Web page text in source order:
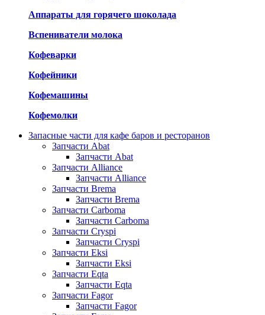
Аппараты для горячего шоколада
Вспениватели молока
Кофеварки
Кофейники
Кофемашины
Кофемолки
Запасные части для кафе баров и ресторанов
Запчасти Abat
Запчасти Abat
Запчасти Alliance
Запчасти Alliance
Запчасти Brema
Запчасти Brema
Запчасти Carboma
Запчасти Carboma
Запчасти Cryspi
Запчасти Cryspi
Запчасти Eksi
Запчасти Eksi
Запчасти Eqta
Запчасти Eqta
Запчасти Fagor
Запчасти Fagor